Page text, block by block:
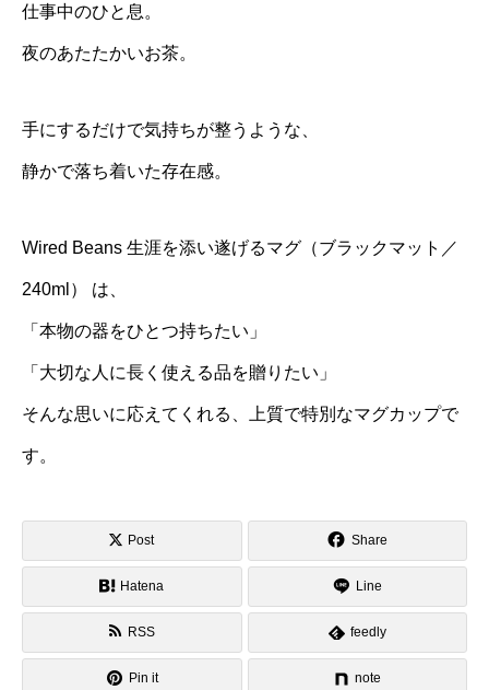
仕事中のひと息。
夜のあたたかいお茶。
手にするだけで気持ちが整うような、
静かで落ち着いた存在感。
Wired Beans 生涯を添い遂げるマグ（ブラックマット／
240ml） は、
「本物の器をひとつ持ちたい」
「大切な人に長く使える品を贈りたい」
そんな思いに応えてくれる、上質で特別なマグカップで
す。
Post Share
Hatena Line
RSS feedly
Pin it note